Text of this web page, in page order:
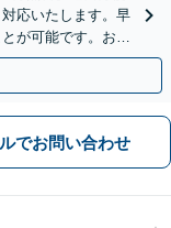
応いたします。早
が可能です。おひ
でお問い合わせ